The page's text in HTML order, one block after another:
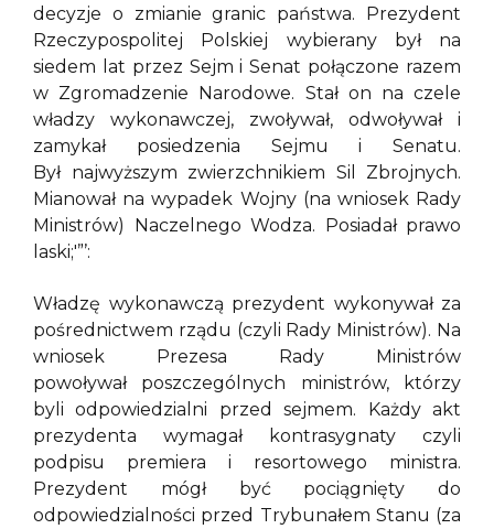
decyzje o zmianie granic państwa. Prezydent
Rzeczypospolitej Polskiej wybierany był na
siedem lat przez Sejm i Senat połączone razem
w Zgromadzenie Narodowe. Stał on na czele
władzy wykonawczej, zwoływał, odwoływał i
zamykał posiedzenia Sejmu i Senatu.
Był najwyższym zwierzchnikiem Sil Zbrojnych.
Mianował na wypadek Wojny (na wniosek Rady
Ministrów) Naczelnego Wodza. Posiadał prawo
laski;'”’:
Władzę wykonawczą prezydent wykonywał za
pośrednictwem rządu (czyli Rady Ministrów). Na
wniosek Prezesa Rady Ministrów
powoływał poszczególnych ministrów, którzy
byli odpowiedzialni przed sejmem. Każdy akt
prezydenta wymagał kontrasygnaty czyli
podpisu premiera i resortowego ministra.
Prezydent mógł być pociągnięty do
odpowiedzialności przed Trybunałem Stanu (za